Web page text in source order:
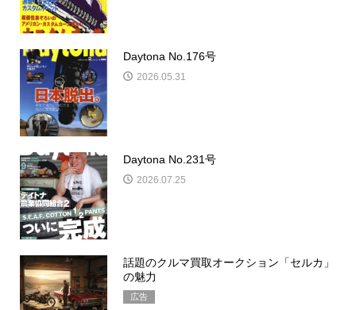
Daytona No.176号
2026.05.31
Daytona No.231号
2026.07.25
話題のクルマ買取オークション「セルカ」
の魅力
広告